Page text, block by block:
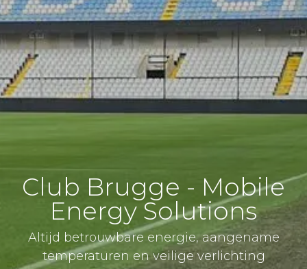
Club Brugge - Mobile
Energy Solutions
Altijd betrouwbare energie, aangename
temperaturen en veilige verlichting